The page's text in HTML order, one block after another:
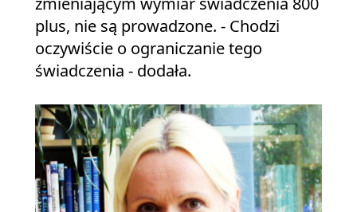
plus, nie są prowadzone. - Chodzi
oczywiście o ograniczanie tego
świadczenia - dodała.